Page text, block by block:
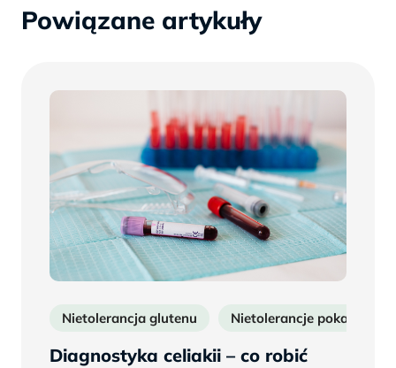
Powiązane artykuły
Nietolerancja glutenu Nietolerancje pokarmowe
Diagnostyka celiakii – co robić